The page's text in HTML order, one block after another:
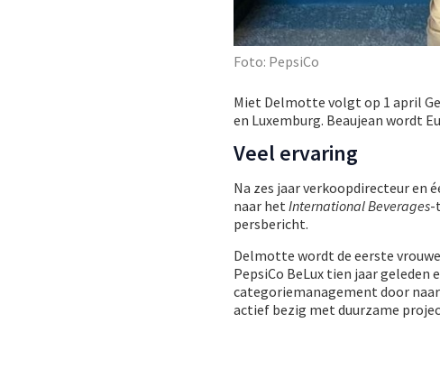
Foto: PepsiCo
Miet Delmotte volgt op 1 april
en Luxemburg. Beaujean wordt
Veel ervaring
Na zes jaar verkoopdirecteur en
naar hetInternational Beverages-
persbericht.
Delmotte wordt de eerste
PepsiCo BeLux tien jaar
categoriemanagement door
actief bezig met duurzame